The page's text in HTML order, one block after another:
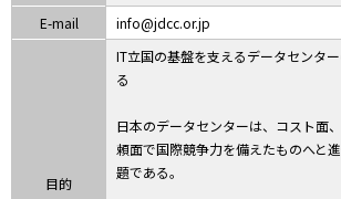
E-mail
info@jdcc.or.jp
目的
IT立国の基盤を支えるデータセンタ
る
日本のデータセンターは、コスト面
頼面で国際競争力を備えたものへと
題である。